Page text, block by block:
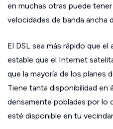
en muchas otras puede
velocidades de banda ancha
El DSL sea más rápido que
estable que el Internet
que la mayoría de los planes
Tiene tanta disponibilidad en
densamente pobladas por lo
esté disponible en tu